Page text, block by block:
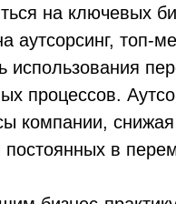
на ключевых
аутсорсинг, топ-
использования
процессов.
компании,
постоянных в